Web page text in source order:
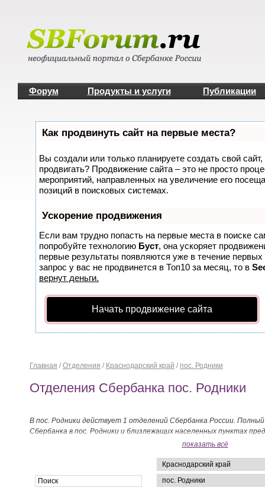
Форум Продукты и услуги Публикации
Как продвинуть сайт на первые места?
Вы создали или только планируете создать свой сайт,
продвигать? Продвижение сайта – это не просто
мероприятий, направленных на увеличение его
позиций в поисковых системах.
Ускорение продвижения
Если вам трудно попасть на первые места в поиске
попробуйте технологию Буст, она ускоряет
первые результаты появляются уже в течение
запрос у вас не продвинется в Топ10 за месяц, то в
вернут деньги.
Начать продвижение сайта
Главная / Отделения / Краснодарский край / пос. Родники
Отделения Сбербанка пос. Родники
В пос. Родники действует 1 отделений Сбербанка России.
Сбербанка в пос. Родники и близлежащих населенных пунктах
показать всё